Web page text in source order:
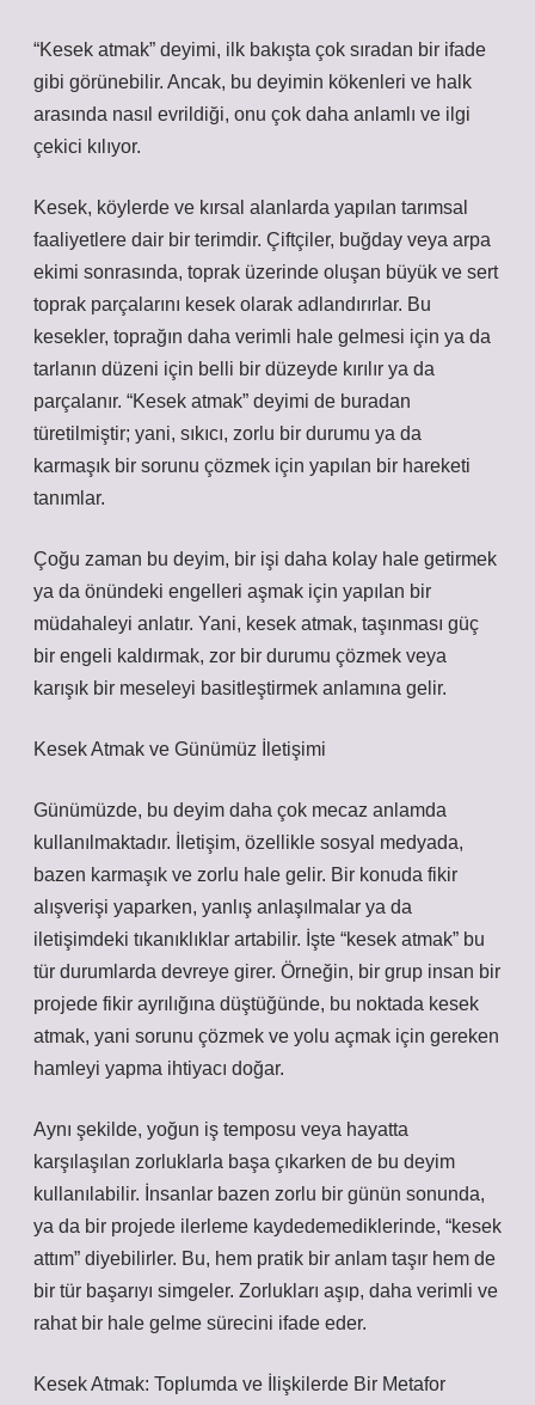
“Kesek atmak” deyimi, ilk bakışta çok sıradan bir ifade
gibi görünebilir. Ancak, bu deyimin kökenleri ve halk
arasında nasıl evrildiği, onu çok daha anlamlı ve ilgi
çekici kılıyor.
Kesek, köylerde ve kırsal alanlarda yapılan tarımsal
faaliyetlere dair bir terimdir. Çiftçiler, buğday veya arpa
ekimi sonrasında, toprak üzerinde oluşan büyük ve sert
toprak parçalarını kesek olarak adlandırırlar. Bu
kesekler, toprağın daha verimli hale gelmesi için ya da
tarlanın düzeni için belli bir düzeyde kırılır ya da
parçalanır. “Kesek atmak” deyimi de buradan
türetilmiştir; yani, sıkıcı, zorlu bir durumu ya da
karmaşık bir sorunu çözmek için yapılan bir hareketi
tanımlar.
Çoğu zaman bu deyim, bir işi daha kolay hale getirmek
ya da önündeki engelleri aşmak için yapılan bir
müdahaleyi anlatır. Yani, kesek atmak, taşınması güç
bir engeli kaldırmak, zor bir durumu çözmek veya
karışık bir meseleyi basitleştirmek anlamına gelir.
Kesek Atmak ve Günümüz İletişimi
Günümüzde, bu deyim daha çok mecaz anlamda
kullanılmaktadır. İletişim, özellikle sosyal medyada,
bazen karmaşık ve zorlu hale gelir. Bir konuda fikir
alışverişi yaparken, yanlış anlaşılmalar ya da
iletişimdeki tıkanıklıklar artabilir. İşte “kesek atmak” bu
tür durumlarda devreye girer. Örneğin, bir grup insan bir
projede fikir ayrılığına düştüğünde, bu noktada kesek
atmak, yani sorunu çözmek ve yolu açmak için gereken
hamleyi yapma ihtiyacı doğar.
Aynı şekilde, yoğun iş temposu veya hayatta
karşılaşılan zorluklarla başa çıkarken de bu deyim
kullanılabilir. İnsanlar bazen zorlu bir günün sonunda,
ya da bir projede ilerleme kaydedemediklerinde, “kesek
attım” diyebilirler. Bu, hem pratik bir anlam taşır hem de
bir tür başarıyı simgeler. Zorlukları aşıp, daha verimli ve
rahat bir hale gelme sürecini ifade eder.
Kesek Atmak: Toplumda ve İlişkilerde Bir Metafor